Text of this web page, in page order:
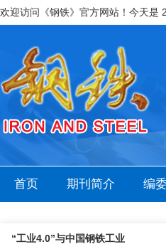
欢迎访问《钢铁》官方网站！今天是
首页 期刊简介 编
“工业4.0”与中国钢铁工业